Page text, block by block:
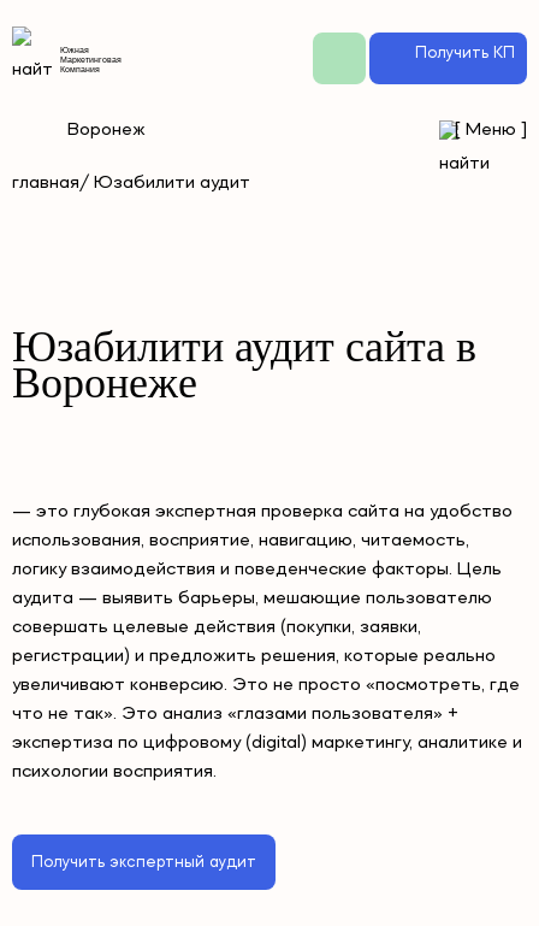
Южная
Маркетинговая
Компания
Получить КП
Воронеж [ Меню ]
главная/ Юзабилити аудит
Юзабилити аудит сайта в
Воронеже
— это глубокая экспертная проверка сайта на удобство
использования, восприятие, навигацию, читаемость,
логику взаимодействия и поведенческие факторы. Цель
аудита — выявить барьеры, мешающие пользователю
совершать целевые действия (покупки, заявки,
регистрации) и предложить решения, которые реально
увеличивают конверсию. Это не просто «посмотреть, где
что не так». Это анализ «глазами пользователя» +
экспертиза по цифровому (digital) маркетингу, аналитике и
психологии восприятия.
Получить экспертный аудит